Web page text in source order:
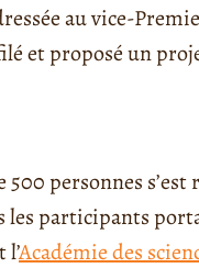
au vice-
et proposé un
personnes s’est
participants
Académie des